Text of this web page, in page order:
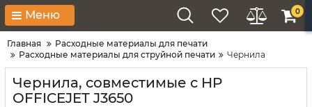
Меню 0
Главная
Расходные материалы для печати
Расходные материалы для струйной печати
Чернила
Чернила, совместимые с HP
OFFICEJET J3650